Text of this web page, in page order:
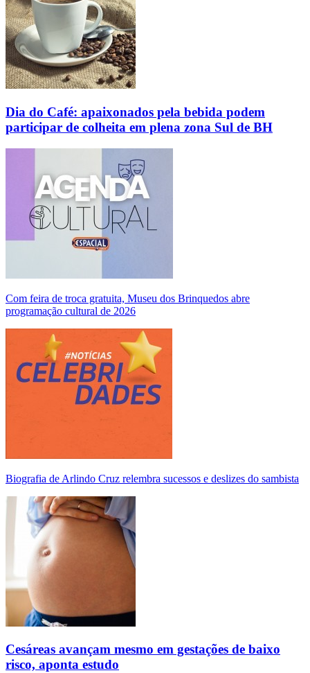
Dia do Café: apaixonados pela bebida podem
participar de colheita em plena zona Sul de BH
Com feira de troca gratuita, Museu dos Brinquedos abre
programação cultural de 2026
Biografia de Arlindo Cruz relembra sucessos e deslizes do sambista
Cesáreas avançam mesmo em gestações de baixo
risco, aponta estudo